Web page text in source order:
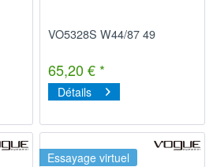
VO5328S W44/87 49
65,20 € *
Détails
Essayage virtuel